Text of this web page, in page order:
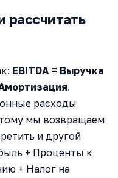
рассчитать
EBITDA = Выручка
.
расходы
мы возвращаем
и другой
+ Проценты к
+ Налог на